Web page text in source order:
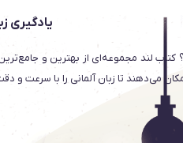
یادگیری
کتاب لند مجموعه‌ای از بهترین و
می‌دهند تا زبان آلمانی را با سرعت و دقت